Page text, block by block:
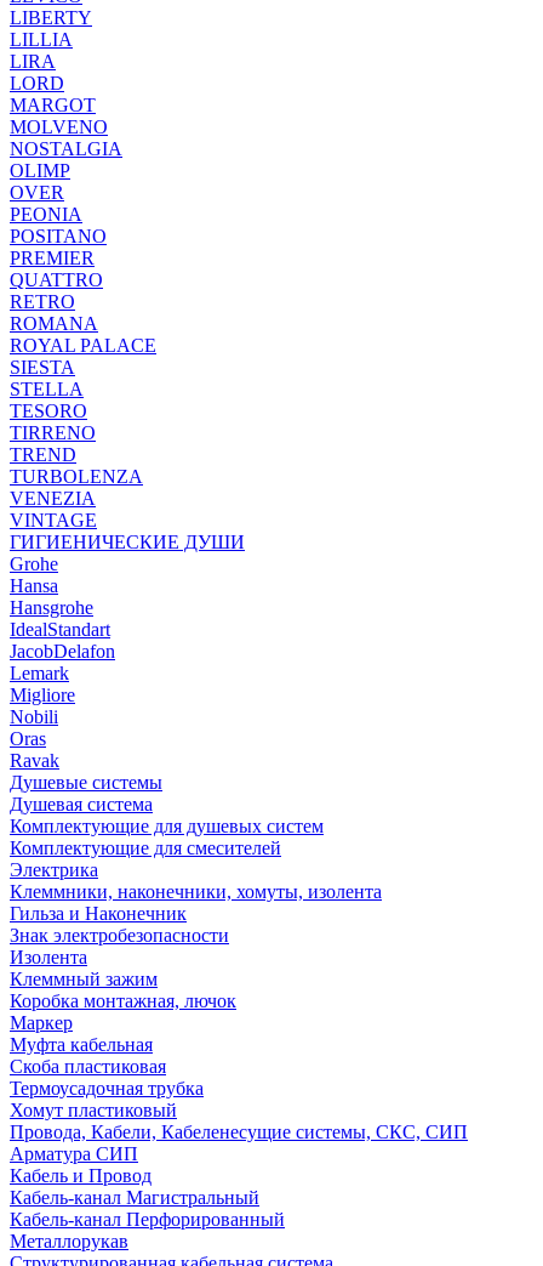
LIBERTY
LILLIA
LIRA
LORD
MARGOT
MOLVENO
NOSTALGIA
OLIMP
OVER
PEONIA
POSITANO
PREMIER
QUATTRO
RETRO
ROMANA
ROYAL PALACE
SIESTA
STELLA
TESORO
TIRRENO
TREND
TURBOLENZA
VENEZIA
VINTAGE
ГИГИЕНИЧЕСКИЕ ДУШИ
Grohe
Hansa
Hansgrohe
IdealStandart
JacobDelafon
Lemark
Migliore
Nobili
Oras
Ravak
Душевые системы
Душевая система
Комплектующие для душевых систем
Комплектующие для смесителей
Электрика
Клеммники, наконечники, хомуты, изолента
Гильза и Наконечник
Знак электробезопасности
Изолента
Клеммный зажим
Коробка монтажная, лючок
Маркер
Муфта кабельная
Скоба пластиковая
Термоусадочная трубка
Хомут пластиковый
Провода, Кабели, Кабеленесущие системы, СКС, СИП
Арматура СИП
Кабель и Провод
Кабель-канал Магистральный
Кабель-канал Перфорированный
Металлорукав